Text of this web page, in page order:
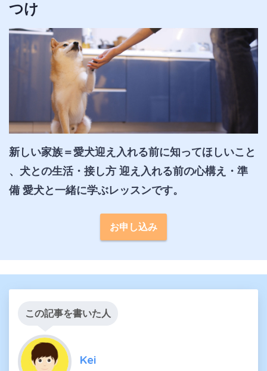
つけ
新しい家族＝愛犬迎え入れる前に知ってほしいこと
、犬との生活・接し方 迎え入れる前の心構え・準
備 愛犬と一緒に学ぶレッスンです。
お申し込み
この記事を書いた人
Kei